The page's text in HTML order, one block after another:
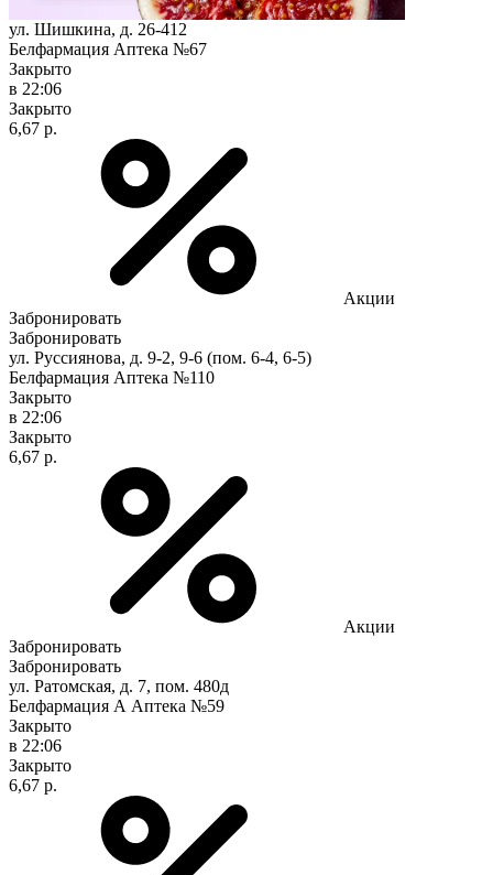
ул. Шишкина, д. 26-412
Белфармация Аптека №67
Закрыто
в 22:06
Закрыто
6,67 р.
Акции
Забронировать
Забронировать
ул. Руссиянова, д. 9-2, 9-6 (пом. 6-4, 6-5)
Белфармация Аптека №110
Закрыто
в 22:06
Закрыто
6,67 р.
Акции
Забронировать
Забронировать
ул. Ратомская, д. 7, пом. 480д
Белфармация А Аптека №59
Закрыто
в 22:06
Закрыто
6,67 р.